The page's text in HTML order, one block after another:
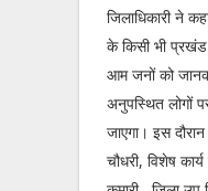
जिलाधिकारी ने
के किसी भी प्रखंड
आम जनों को
अनुपस्थित लोगों
जाएगा। इस
चौधरी, विशेष